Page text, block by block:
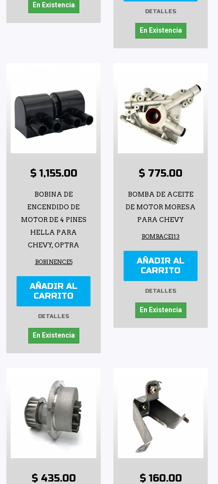
En Existencia
DETALLES
En Existencia
$ 1,155.00
BOBINA DE
ENCENDIDO DE
MOTOR DE 4 PINES
HELLA PARA
CHEVY, OPTRA
BOBINENCE5
AÑADIR AL
CARRITO
DETALLES
En Existencia
$ 775.00
BOMBA DE ACEITE
DE MOTOR MORESA
PARA CHEVY
BOMBACEI13
AÑADIR AL
CARRITO
DETALLES
En Existencia
$ 435.00 $ 160.00